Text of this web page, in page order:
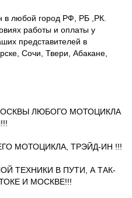
в любой город РФ, РБ ,РК.
работы и оплаты у
представителей в
Сочи, Твери, Абакане,
ЛЮБОГО МОТОЦИКЛА
МОТОЦИКЛА, ТРЭЙД-ИН !!!
ТЕХНИКИ В ПУТИ, А ТАК-
И МОСКВЕ!!!